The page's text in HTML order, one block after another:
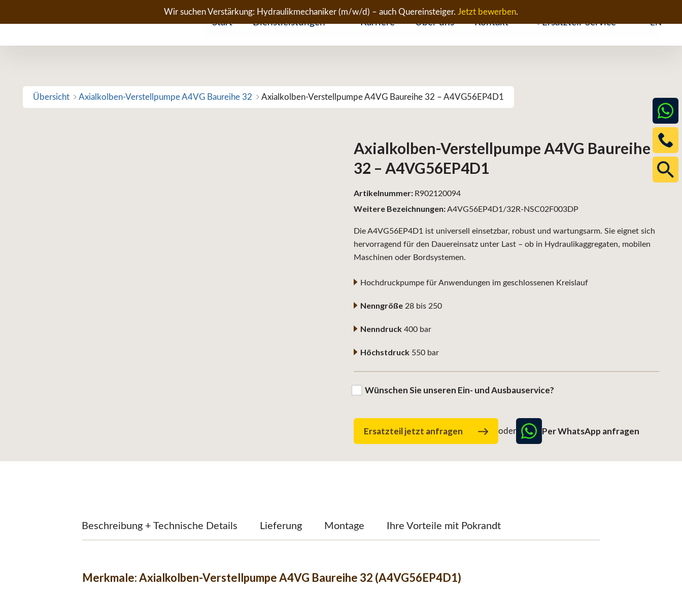
Inhalt
Wir suchen Verstärkung: Hydraulikmechaniker (m/w/d) – auch Quereinsteiger. Jetzt bewerben.
Start Dienstleistungen Karriere Über uns Kontakt Ersatzteil-Service EN
Übersicht Axialkolben-Verstellpumpe A4VG Baureihe 32 Axialkolben-Verstellpumpe A4VG Baureihe 32 – A4VG56EP4D1
Axialkolben-Verstellpumpe A4VG Baureihe
32 – A4VG56EP4D1
Die A4VG56EP4D1 ist universell einsetzbar, robust und wartungsarm. Sie eignet sich
hervorragend für den Dauereinsatz unter Last – ob in Hydraulikaggregaten, mobilen
Maschinen oder Bordsystemen.
Hochdruckpumpe für Anwendungen im geschlossenen Kreislauf
Nenngröße 28 bis 250
Nenndruck 400 bar
Höchstdruck 550 bar
Wünschen Sie unseren Ein- und Ausbauservice?
Ersatzteil jetzt anfragen oder Per WhatsApp anfragen
Weitere Bezeichnungen:A4VG56EP4D1/32R-NSC02F003DP
Artikelnummer: R902120094
Beschreibung + Technische Details Lieferung Montage Ihre Vorteile mit Pokrandt
Merkmale:Axialkolben-Verstellpumpe A4VG Baureihe 32 (A4VG56EP4D1)